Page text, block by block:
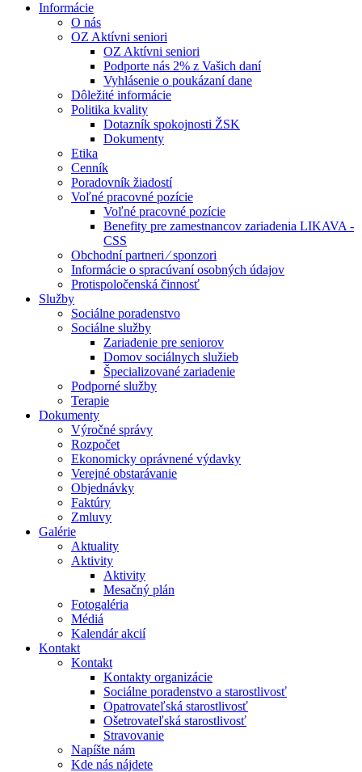
Informácie
O nás
OZ Aktívni seniori
OZ Aktívni seniori
Podporte nás 2% z Vašich daní
Vyhlásenie o poukázaní dane
Dôležité informácie
Politika kvality
Dotazník spokojnosti ŽSK
Dokumenty
Etika
Cenník
Poradovník žiadostí
Voľné pracovné pozície
Voľné pracovné pozície
Benefity pre zamestnancov zariadenia LIKAVA -
CSS
Obchodní partneri ⁄ sponzori
Informácie o spracúvaní osobných údajov
Protispoločenská činnosť
Služby
Sociálne poradenstvo
Sociálne služby
Zariadenie pre seniorov
Domov sociálnych služieb
Špecializované zariadenie
Podporné služby
Terapie
Dokumenty
Výročné správy
Rozpočet
Ekonomicky oprávnené výdavky
Verejné obstarávanie
Objednávky
Faktúry
Zmluvy
Galérie
Aktuality
Aktivity
Aktivity
Mesačný plán
Fotogaléria
Médiá
Kalendár akcií
Kontakt
Kontakt
Kontakty organizácie
Sociálne poradenstvo a starostlivosť
Opatrovateľská starostlivosť
Ošetrovateľská starostlivosť
Stravovanie
Napíšte nám
Kde nás nájdete